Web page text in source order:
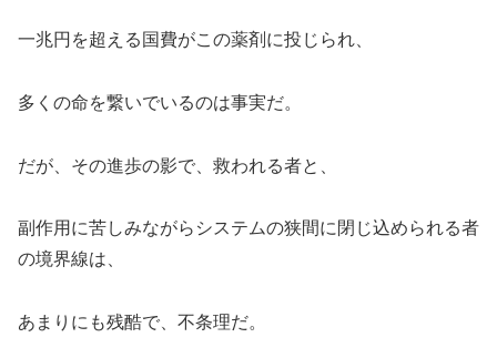
一兆円を超える国費がこの薬剤に投じられ、
多くの命を繋いでいるのは事実だ。
だが、その進歩の影で、救われる者と、
副作用に苦しみながらシステムの狭間に閉じ込められる者
の境界線は、
あまりにも残酷で、不条理だ。